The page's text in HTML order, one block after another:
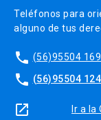
Teléfonos para
alguno de tus
phone (56)95504
phone (56)95504
launch Ir a